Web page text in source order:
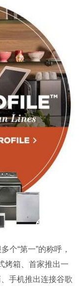
个“第一”的称呼，
烤箱、首家推出一
手机推出连接谷歌